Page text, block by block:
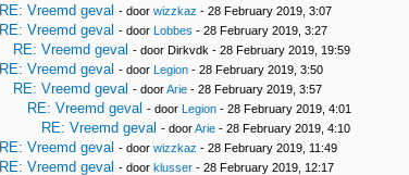
RE: Vreemd geval - door wizzkaz - 28 February 2019, 3:07
RE: Vreemd geval - door Lobbes - 28 February 2019, 3:27
RE: Vreemd geval - door Dirkvdk - 28 February 2019, 19:59
RE: Vreemd geval - door Legion - 28 February 2019, 3:50
RE: Vreemd geval - doorArie - 28 February 2019, 3:57
RE: Vreemd geval - door Legion - 28 February 2019, 4:01
RE: Vreemd geval - doorArie - 28 February 2019, 4:10
RE: Vreemd geval - door wizzkaz - 28 February 2019, 11:49
RE: Vreemd geval - door klusser - 28 February 2019, 12:17